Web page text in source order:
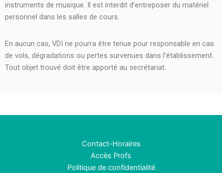
instruments de musique. Il est interdit d’entreposer du matériel
personnel dans les salles de cours.
En aucun cas, VDI ne pourra être tenue pour responsable en cas
de vols, dégradations ou pertes survenues dans l’établissement.
Tout objet trouvé doit être apporté au secrétariat.
Contact-Horaires
Accès Profs
Politique de confidentialité